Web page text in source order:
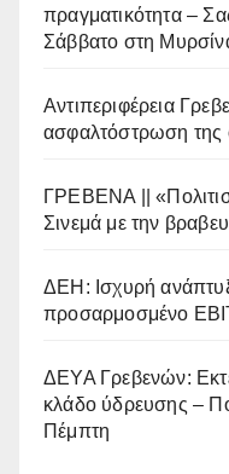
πραγματικότητα –
Σάββατο στη
Αντιπεριφέρεια
ασφαλτόστρωση της
ΓΡΕΒΕΝΑ ||
Σινεμά με την
ΔΕΗ: Ισχυρή
προσαρμοσμένο
ΔΕΥΑ Γρεβενών:
κλάδο ύδρευσης –
Πέμπτη